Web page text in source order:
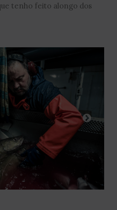
tenho feito alongo dos